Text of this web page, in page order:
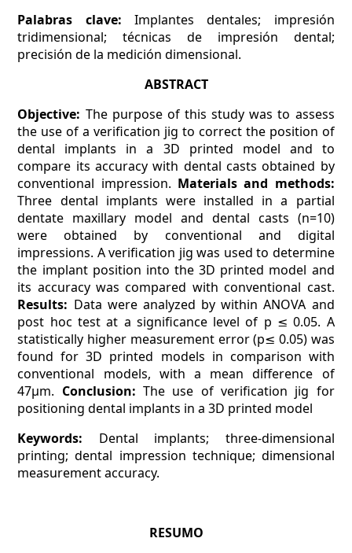
Palabras clave: Implantes dentales; impresión
tridimensional; técnicas de impresión dental;
precisión de la medición dimensional.
ABSTRACT
Objective: The purpose of this study was to assess
the use of a verification jig to correct the position of
dental implants in a 3D printed model and to
compare its accuracy with dental casts obtained by
conventional impression. Materials and methods:
Three dental implants were installed in a partial
dentate maxillary model and dental casts (n=10)
were obtained by conventional and digital
impressions. A verification jig was used to determine
the implant position into the 3D printed model and
its accuracy was compared with conventional cast.
Results: Data were analyzed by within ANOVA and
post hoc test at a significance level of p ≤ 0.05. A
statistically higher measurement error (p≤ 0.05) was
found for 3D printed models in comparison with
conventional models, with a mean difference of
47µm. Conclusion: The use of verification jig for
positioning dental implants in a 3D printed model
Keywords: Dental implants; three-dimensional
printing; dental impression technique; dimensional
measurement accuracy.
RESUMO